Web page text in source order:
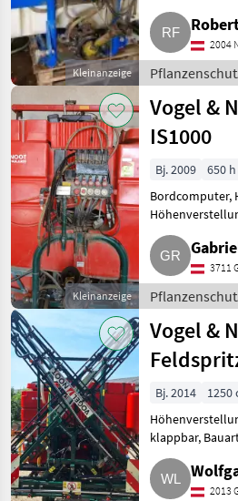
Hardi
6
Jessur
3
Vogel&Noot
3
Alle 17
anzeigen
MARKTPLATZ
Marktplatz Händlerangebote
Kleinanzeige
Feldspritze 880 l, 15 m, inkl.
Hangausgleich, mechanisch
klappbar. TÜV b
2004
Feldspritzen
Kleinanzeige
Vogel &
IS1000
Bj. 2009 650 h
Bordcomputer,
klappbar,
verkaufe hier
funktionierende
IS100. Grund
3711
Feldspritzen
Vogel &
m
Bj. 2014 1250
klappbar,
Ausstattung:
Teilbreiten, hydr. Klappung, 3-
fach Düsenstock,2013